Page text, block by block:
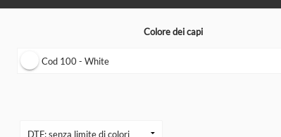
Colore dei capi
Cod 100 - White